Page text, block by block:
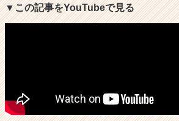
▼この記事をYouTubeで見る